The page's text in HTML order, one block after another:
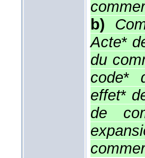
b)
Acte*
du
code*
effet*
de